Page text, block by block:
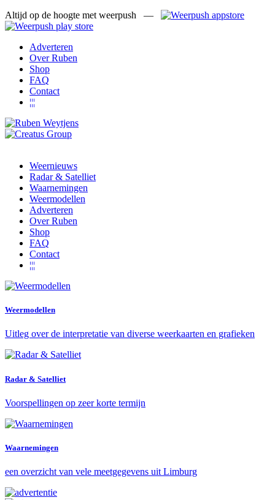
Altijd op de hoogte met weerpush —
Adverteren
Over Ruben
Shop
FAQ
Contact
¦¦¦
Weernieuws
Radar & Satelliet
Waarnemingen
Weermodellen
Adverteren
Over Ruben
Shop
FAQ
Contact
¦¦¦
Weermodellen
Uitleg over de interpretatie van diverse weerkaarten en grafieken
Radar & Satelliet
Voorspellingen op zeer korte termijn
Waarnemingen
een overzicht van vele meetgegevens uit Limburg